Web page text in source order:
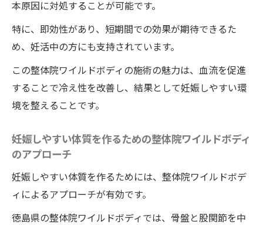
整体院ワイルドボディの施術で解決子宮の冷え
が妊活に与える影響とその対策
子宮の冷えが妊活に与える影響とは
整体院ワイルドボディの施術で子宮の冷え
を解消する方法
徳島県の整体院ワイルドボディの施術での
冷え対策の実際
整体と妊活の深い関係
冷えによる妊活の課題を整体で解決
子宮の冷えに対する整体的アプローチ
本原因に対処することが可能です。
特に、即効性があり、短期間での効果が期待できるた
め、妊活中の方にも支持されています。
この整体院ワイルドボディの施術の魅力は、血流を促進
することで冷え性を改善し、結果として妊娠しやすい環
境を整えることです。
妊娠しやすい体質を作るための整体院ワイルドボディ
のアプローチ
妊娠しやすい体質を作るためには、整体院ワイルドボデ
ィによるアプローチが有効です。
徳島県の整体院ワイルドボディでは、骨盤と股関節を中